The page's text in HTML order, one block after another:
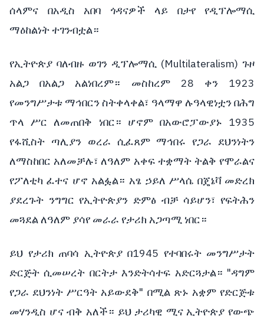
ሰላምና በአዲስ አበባ ጎዳናዎች ላይ በታየ የዲፕሎማሲ
ማዕከልነት ተገንብቷል።
የኢትዮጵያ ባለብዙ ወገን ዲፕሎማሲ (Multilateralism) ጉዞ
አልጋ በአልጋ አልነበረም። መስከረም 28 ቀን 1923
የመንግሥታቱ ማኅበርን ስትቀላቀል፣ ዓላማዋ ሉዓላዊነቷን በሕግ
ጥላ ሥር ለመጠበቅ ነበር። ሆኖም በአውሮፓውያኑ 1935
የፋሺስት ጣሊያን ወረራ ሲፈጸም ማኅበሩ የጋራ ደህንነትን
ለማስከበር አለመቻሉ፣ ለዓለም አቀፍ ተቋማት ትልቅ የሞራልና
የፖለቲካ ፈተና ሆኖ አልፏል። አፄ ኃይለ ሥላሴ በጄኔቫ መድረክ
ያደረጉት ንግግር የኢትዮጵያን ድምፅ ብቻ ሳይሆን፣ የፍትሕን
መጓደል ለዓለም ያሳየ መራራ የታሪክ አጋጣሚ ነበር።
ይህ የታሪክ ጠባሳ ኢትዮጵያ በ1945 የተባበሩት መንግሥታት
ድርጅት ሲመሠረት በርትታ እንድትሳተፍ አድርጓታል። "ዳግም
የጋራ ደህንነት ሥርዓት አይውደቅ" በሚል ጽኑ አቋም የድርጅቱ
መሃንዲስ ሆና ብቅ አለች። ይህ ታሪካዊ ሚና ኢትዮጵያ የውጭ